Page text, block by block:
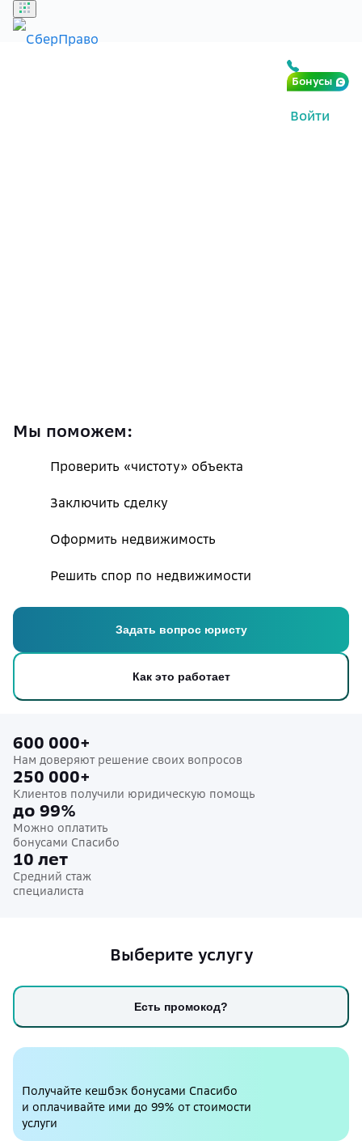
Бонусы
Войти
Мы поможем:
Проверить «чистоту» объекта
Заключить сделку
Оформить недвижимость
Решить спор по недвижимости
Задать вопрос юристу
Как это работает
600 000+
Нам доверяют решение своих вопросов
250 000+
Клиентов получили юридическую помощь
до 99%
Можно оплатить
бонусами Спасибо
10 лет
Средний стаж
специалиста
Выберите услугу
Есть промокод?
Получайте кешбэк бонусами Спасибо
и оплачивайте ими до 99% от стоимости
услуги